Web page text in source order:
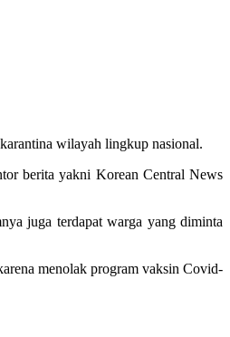
wilayah lingkup nasional.
berita yakni Korean Central News
juga terdapat warga yang diminta
menolak program vaksin Covid-